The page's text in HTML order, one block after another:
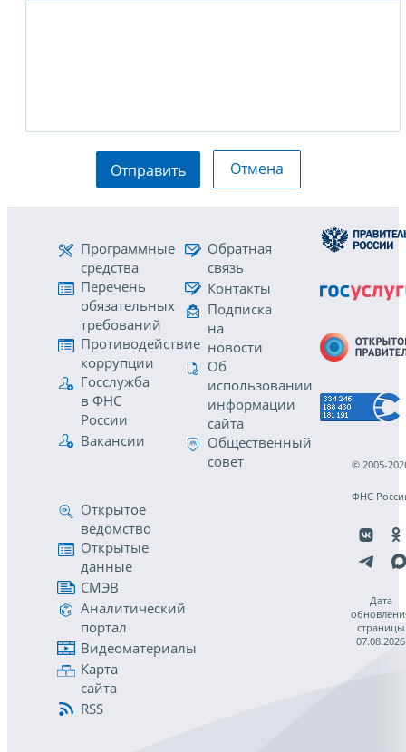
Отправить Отмена
Программные
средства
Перечень
обязательных
требований
Противодействие
коррупции
Госслужба
в ФНС
России
Вакансии
Обратная
связь
Контакты
Подписка
на
новости
Об
использовании
информации
сайта
Общественный
совет
Открытое
ведомство
Открытые
данные
СМЭВ
Аналитический
портал
Видеоматериалы
Карта
сайта
RSS
© 2005-
ФНС
Дата
страницы
07.08.2026